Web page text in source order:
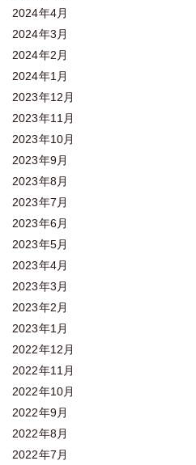
2024年4月
2024年3月
2024年2月
2024年1月
2023年12月
2023年11月
2023年10月
2023年9月
2023年8月
2023年7月
2023年6月
2023年5月
2023年4月
2023年3月
2023年2月
2023年1月
2022年12月
2022年11月
2022年10月
2022年9月
2022年8月
2022年7月